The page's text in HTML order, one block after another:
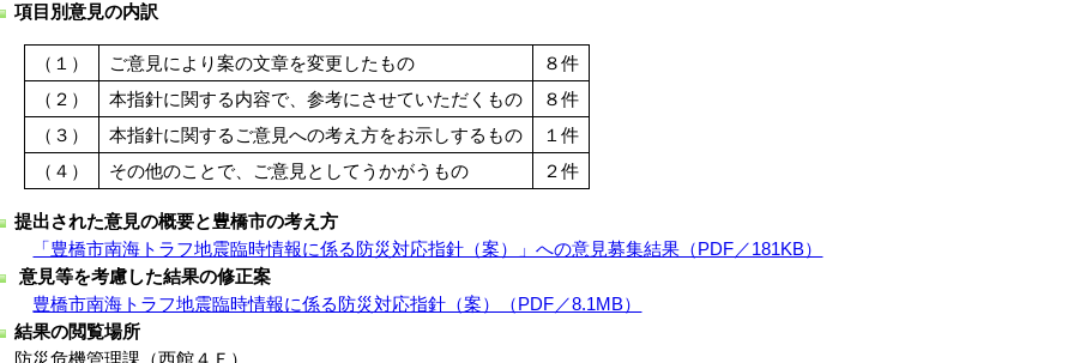
項目別意見の内訳
（１） ご意見により案の文章を変更したもの
８件
（２）
本指針に関する内容で、参考にさせていただくもの
８件
（３）
本指針に関するご意見への考え方をお示しするもの
１件
（４）
その他のことで、ご意見としてうかがうもの ２件
提出された意見の概要と豊橋市の考え方
「豊橋市南海トラフ地震臨時情報に係る防災対応指針（案）」への意見募集結果（PDF／181KB）
意見等を考慮した結果の修正案
豊橋市南海トラフ地震臨時情報に係る防災対応指針（案）（PDF／8.1MB）
結果の閲覧場所